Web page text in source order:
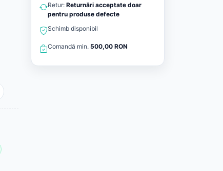
Retur: Returnări acceptate doar
pentru produse defecte
Schimb disponibil
Comandă min. 500,00 RON